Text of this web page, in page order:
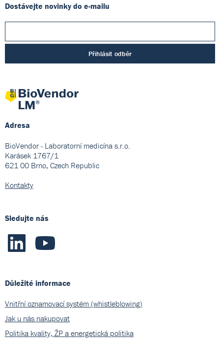
Dostávejte novinky do e-mailu
Přihlásit odběr
Adresa
BioVendor - Laboratorní medicína s.r.o.
Karásek 1767/1
621 00 Brno, Czech Republic
Kontakty
Sledujte nás
Důležité informace
Vnitřní oznamovací systém (whistleblowing)
Jak u nás nakupovat
Politika kvality, ŽP a energetická politika